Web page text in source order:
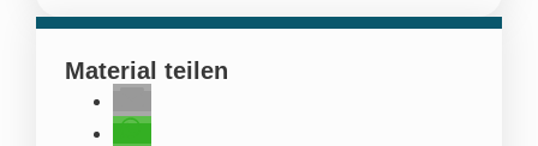
Material teilen